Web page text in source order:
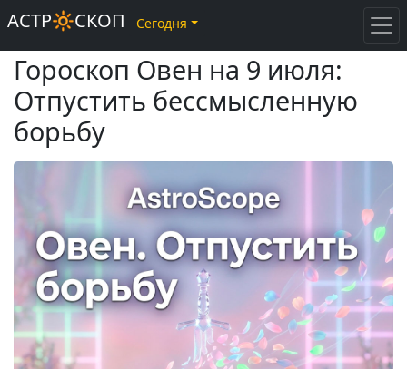
Гороскоп Овен на 9 июля:
Отпустить бессмысленную
борьбу
АСТР🔆СКОП Сегодня